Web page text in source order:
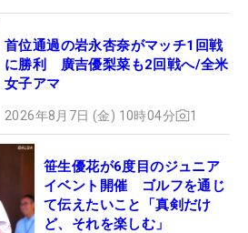
首位通過の岩永杏奈がマッチ1回戦
に勝利 廣吉優梨菜も2回戦へ/全米
女子アマ
2026年8月7日 (金) 10時04分 1
笹生優花が6度目のジュニア
イベント開催 ゴルフを通じ
て伝えたいこと「真剣だけ
ど、それを楽しむ」